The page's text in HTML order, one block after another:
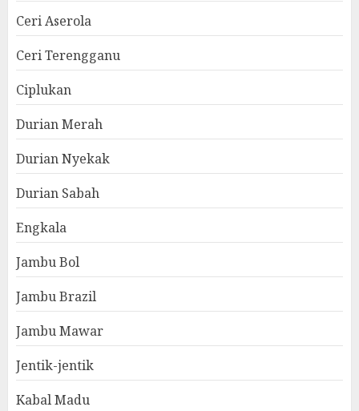
Ceri Aserola
Ceri Terengganu
Ciplukan
Durian Merah
Durian Nyekak
Durian Sabah
Engkala
Jambu Bol
Jambu Brazil
Jambu Mawar
Jentik-jentik
Kabal Madu